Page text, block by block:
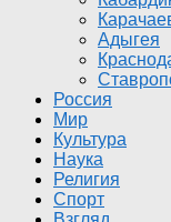
Адыгея
Россия
Мир
Культура
Наука
Религия
Спорт